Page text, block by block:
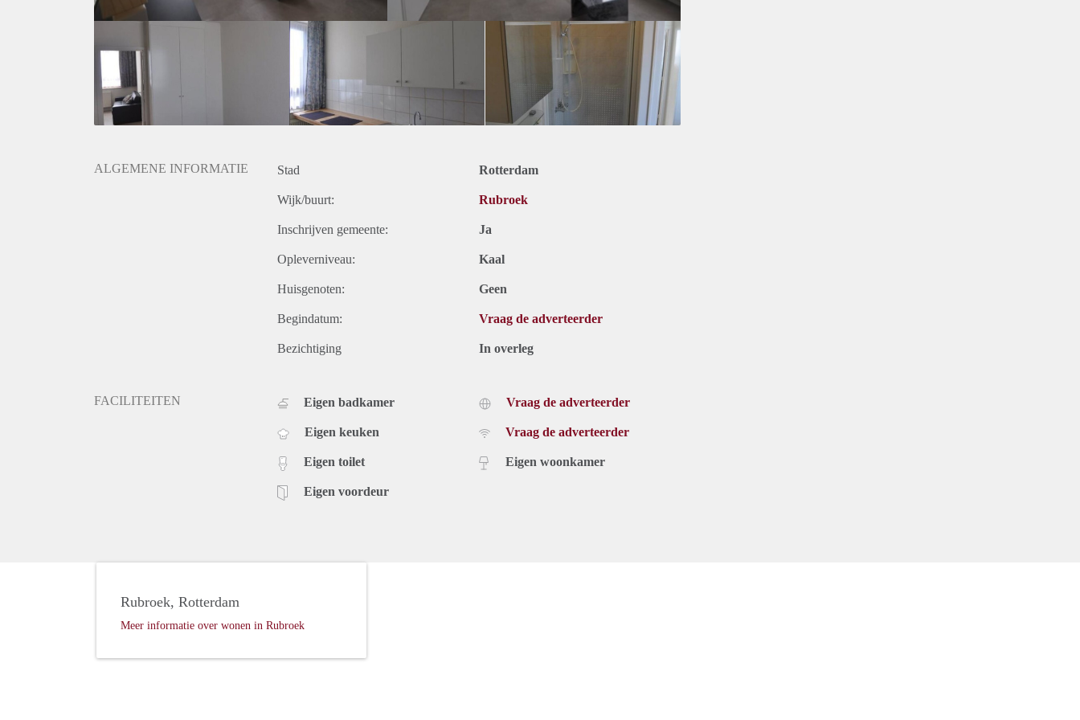
ALGEMENE INFORMATIE Stad Rotterdam
Wijk/buurt: Rubroek
Inschrijven gemeente: Ja
Opleverniveau: Kaal
Huisgenoten: Geen
Begindatum: Vraag de adverteerder
Bezichtiging In overleg
FACILITEITEN Eigen badkamer
Eigen keuken
Eigen toilet
Eigen voordeur
Vraag de adverteerder
Vraag de adverteerder
Eigen woonkamer
Rubroek, Rotterdam
Meer informatie over wonen in Rubroek